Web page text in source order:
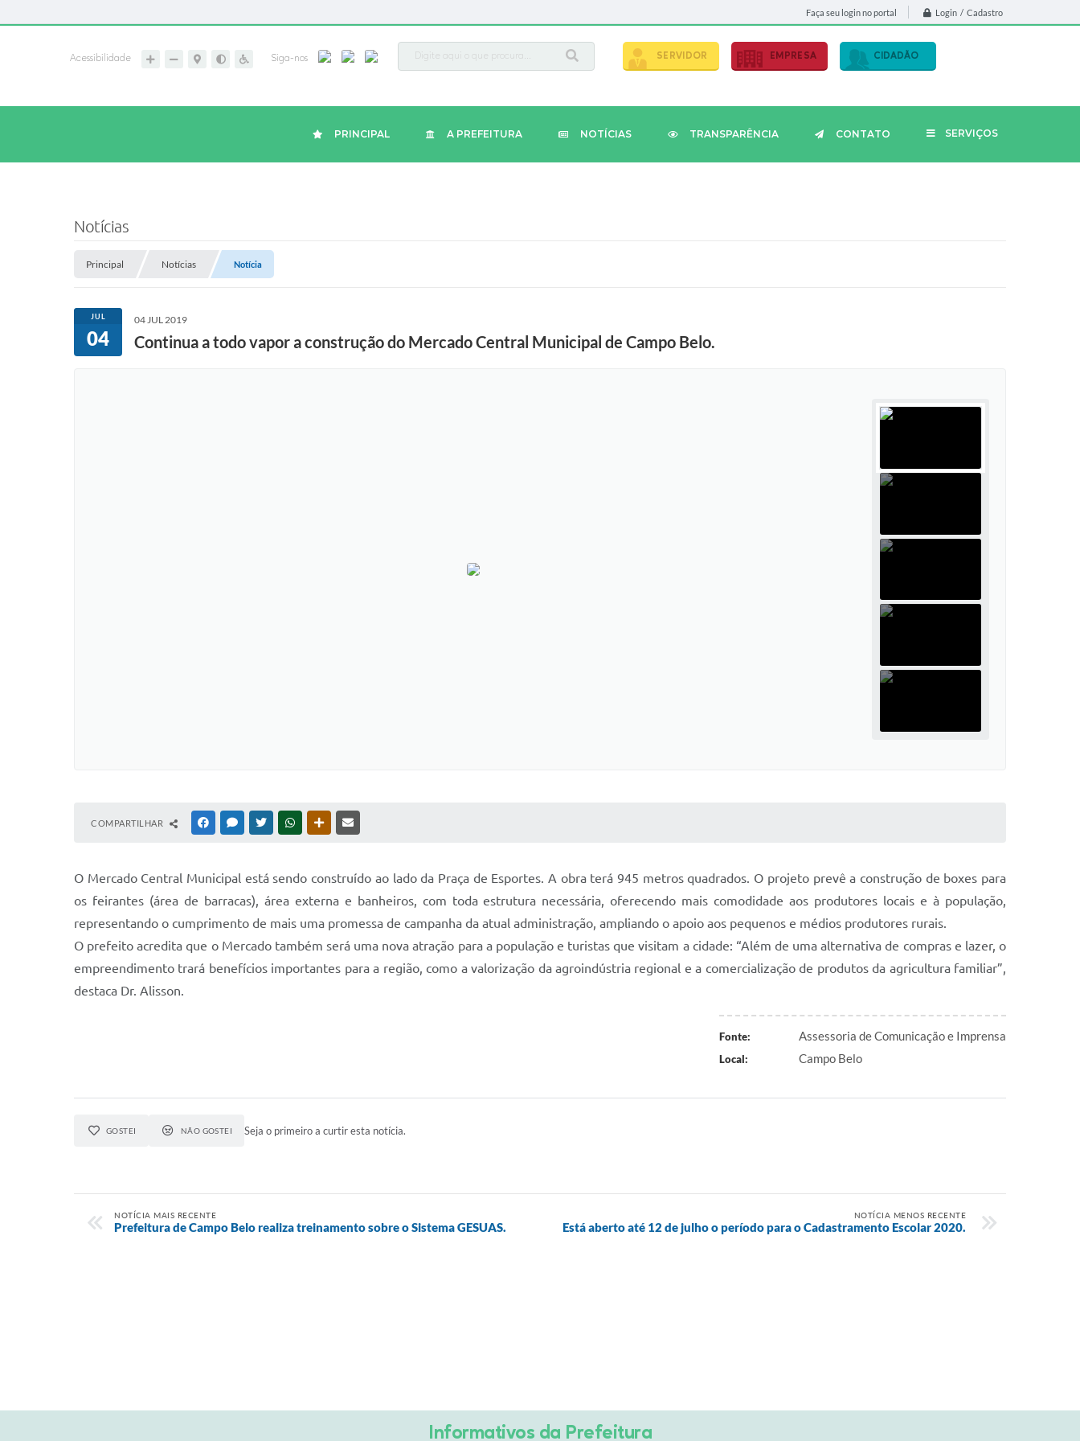
Faça seu login no portal Login / Cadastro
Acessibilidade Siga-nos SERVIDOR EMPRESA CIDADÃO
PRINCIPAL A PREFEITURA NOTÍCIAS TRANSPARÊNCIA CONTATO SERVIÇOS
Notícias
Principal Notícias Notícia
JUL
04
04 JUL 2019
Continua a todo vapor a construção do Mercado Central Municipal de Campo Belo.
COMPARTILHAR FACEBOOKMESSENGER
TWITTERWHATSAPPOUTRAS MÍDIAS
O Mercado Central Municipal está sendo construído ao lado da Praça de Esportes. A obra terá 945 metros quadrados. O projeto prevê a construção de boxes para
os feirantes (área de barracas), área externa e banheiros, com toda estrutura necessária, oferecendo mais comodidade aos produtores locais e à população,
representando o cumprimento de mais uma promessa de campanha da atual administração, ampliando o apoio aos pequenos e médios produtores rurais.
O prefeito acredita que o Mercado também será uma nova atração para a população e turistas que visitam a cidade: “Além de uma alternativa de compras e lazer, o
empreendimento trará benefícios importantes para a região, como a valorização da agroindústria regional e a comercialização de produtos da agricultura familiar”,
destaca Dr. Alisson.
Fonte: Assessoria de Comunicação e Imprensa
Local: Campo Belo
GOSTEI NÃO GOSTEI Seja o primeiro a curtir esta notícia.
NOTÍCIA MAIS RECENTE
Prefeitura de Campo Belo realiza treinamento sobre o Sistema GESUAS.
NOTÍCIA MENOS RECENTE
Está aberto até 12 de julho o período para o Cadastramento Escolar 2020.
Informativos da Prefeitura